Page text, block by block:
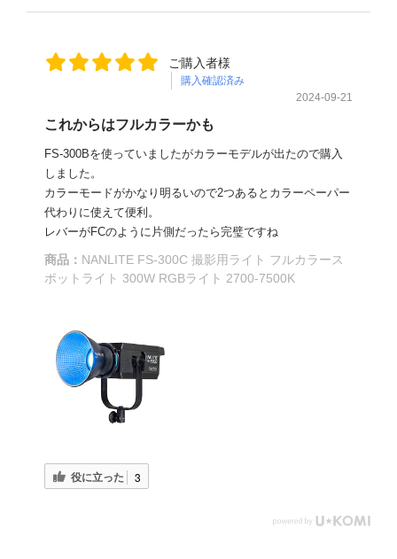
ご購入者様
購入確認済み
2024-09-21
これからはフルカラーかも
FS-300Bを使っていましたがカラーモデルが出たので購入
しました。
カラーモードがかなり明るいので2つあるとカラーペーパー
代わりに使えて便利。
レバーがFCのように片側だったら完璧ですね
商品： NANLITE FS-300C 撮影用ライト フルカラース
ポットライト 300W RGBライト 2700-7500K
役に立った 3